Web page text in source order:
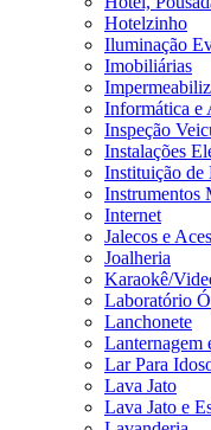
Hotelzinho
Iluminação
Imobiliárias
Informática e
Inspeção
Instalações
Instituição de
Instrumentos
Internet
Jalecos e
Joalheria
Karaokê/
Laboratório
Lanchonete
Lanternagem
Lar Para
Lava Jato
Lava Jato e